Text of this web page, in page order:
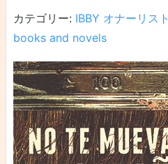
カテゴリー: IBBY オナーリスト
books and novels